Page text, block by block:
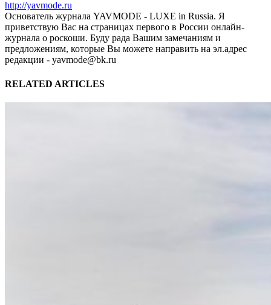
http://yavmode.ru
Основатель журнала YAVMODE - LUXE in Russia. Я
приветствую Вас на страницах первого в России онлайн-
журнала о роскоши. Буду рада Вашим замечаниям и
предложениям, которые Вы можете направить на эл.адрес
редакции - yavmode@bk.ru
RELATED ARTICLES